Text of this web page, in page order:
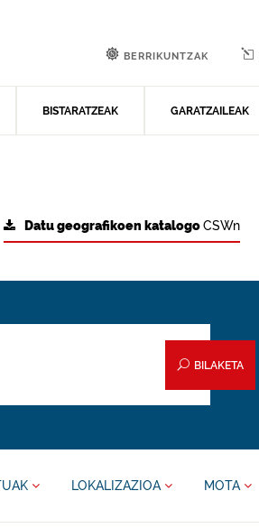
BISTARATZEAK GARATZAILEAK
BERRIKUNTZAK
Datu geografikoen katalogoCSWn
BILAKETA
LOKALIZAZIOA MOTA